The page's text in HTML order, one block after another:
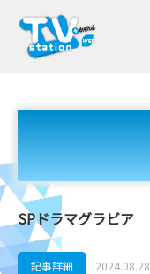
SPドラマグラビア
記事詳細 2024.08.28